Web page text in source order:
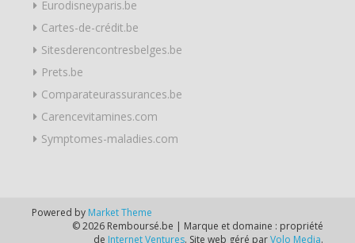
Eurodisneyparis.be
Cartes-de-crédit.be
Sitesderencontresbelges.be
Prets.be
Comparateurassurances.be
Carencevitamines.com
Symptomes-maladies.com
Powered by Market Theme
© 2026 Remboursé.be | Marque et domaine : propriété
de Internet Ventures. Site web géré parVolo Media.